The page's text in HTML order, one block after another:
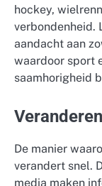
hockey,
verbondenheid.
aandacht aan
waardoor sport
saamhorigheid
De manier
verandert snel.
media maken